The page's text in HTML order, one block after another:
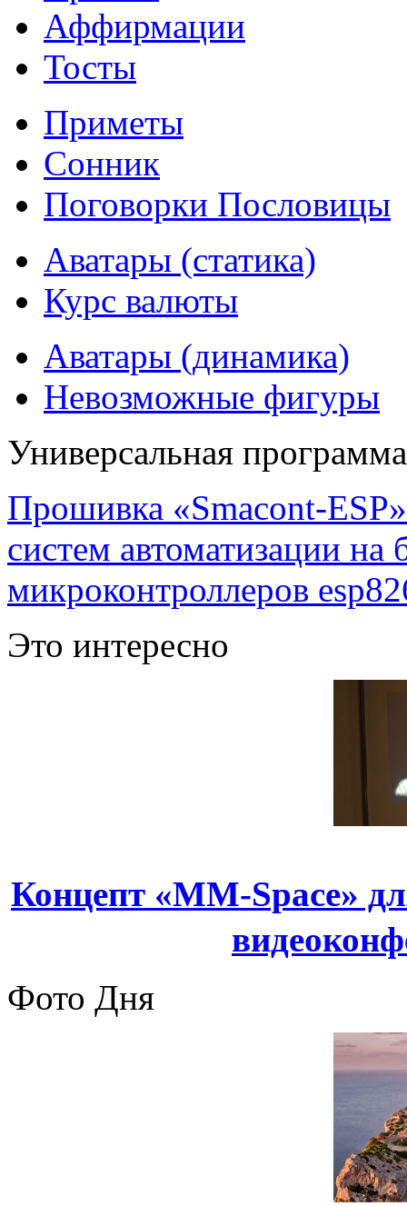
Аффирмации
Тосты
Приметы
Сонник
Поговорки Пословицы
Аватары (статика)
Курс валюты
Аватары (динамика)
Невозможные фигуры
Универсальная
Прошивка «Smacont-
систем автоматизации
микроконтроллеров
Это интересно
Концепт «MM-Space»
Фото Дня